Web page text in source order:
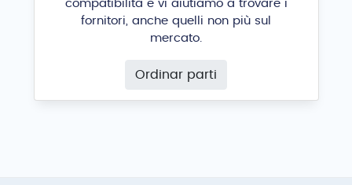
compatibilità e vi aiutiamo a trovare i
fornitori, anche quelli non più sul
mercato.
Ordinar parti